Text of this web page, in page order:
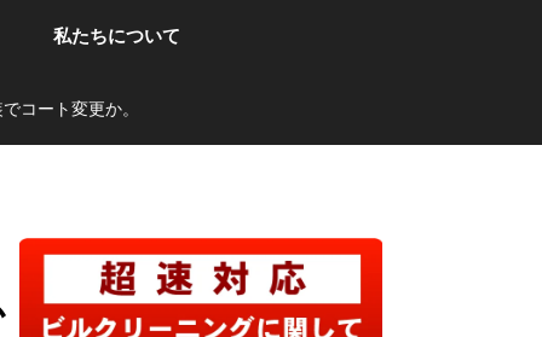
私たちについて
コート変更か。